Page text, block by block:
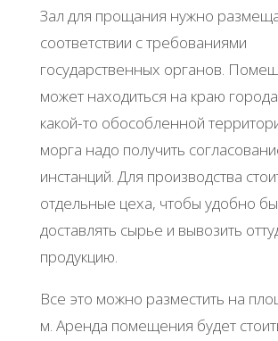
Зал для прощания нужно
соответствии с требованиями
государственных органов.
может находиться на краю
какой-то обособленной
морга надо получить
инстанций. Для производства
отдельные цеха, чтобы удобно
доставлять сырье и вывозить
продукцию.
Все это можно разместить на
м. Аренда помещения будет